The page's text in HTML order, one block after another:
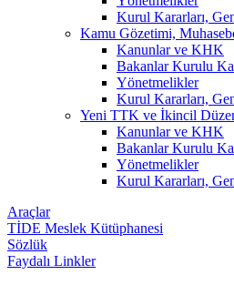
Kurul Kararları,
Kamu Gözetimi,
Kanunlar ve KHK
Bakanlar Kurulu
Yönetmelikler
Kurul Kararları,
Yeni TTK ve İkincil
Kanunlar ve KHK
Bakanlar Kurulu
Yönetmelikler
Kurul Kararları,
Araçlar
TİDE Meslek Kütüphanesi
Sözlük
Faydalı Linkler